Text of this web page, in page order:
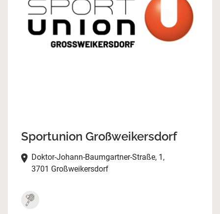
Sportunion Großweikersdorf
Doktor-Johann-Baumgartner-Straße, 1,
3701 Großweikersdorf